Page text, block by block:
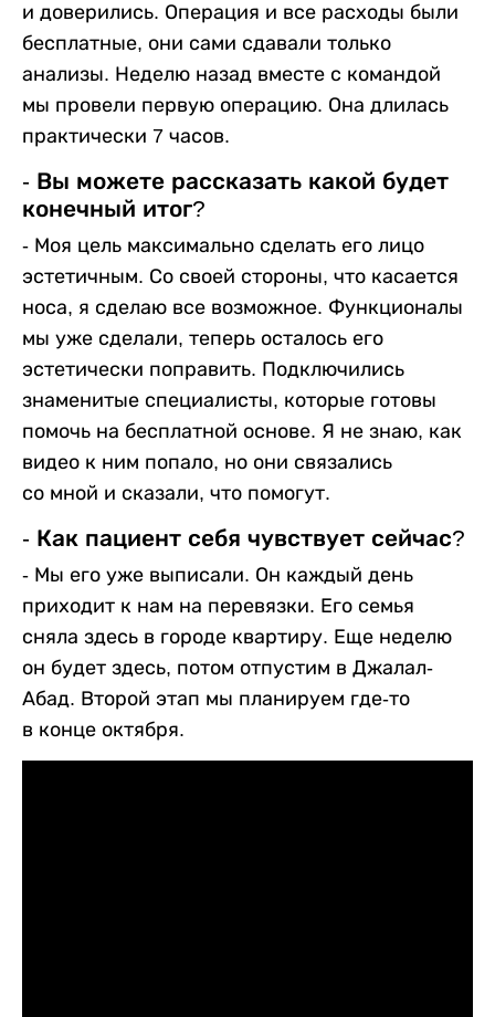
и доверились. Операция и все расходы были
бесплатные, они сами сдавали только
анализы. Неделю назад вместе с командой
мы провели первую операцию. Она длилась
практически 7 часов.
- Вы можете рассказать какой будет
конечный итог?
- Моя цель максимально сделать его лицо
эстетичным. Со своей стороны, что касается
носа, я сделаю все возможное. Функционалы
мы уже сделали, теперь осталось его
эстетически поправить. Подключились
знаменитые специалисты, которые готовы
помочь на бесплатной основе. Я не знаю, как
видео к ним попало, но они связались
со мной и сказали, что помогут.
- Как пациент себя чувствует сейчас?
- Мы его уже выписали. Он каждый день
приходит к нам на перевязки. Его семья
сняла здесь в городе квартиру. Еще неделю
он будет здесь, потом отпустим в Джалал-
Абад. Второй этап мы планируем где-то
в конце октября.